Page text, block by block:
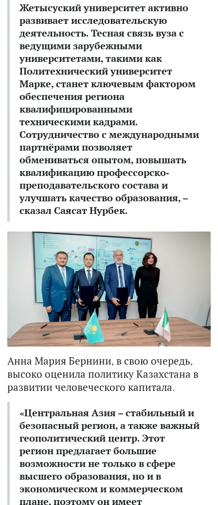
Жетысуский университет активно
развивает исследовательскую
деятельность. Тесная связь вуза с
ведущими зарубежными
университетами, такими как
Политехнический университет
Марке, станет ключевым фактором
обеспечения региона
квалифицированными
техническими кадрами.
Сотрудничество с международными
партнёрами позволяет
обмениваться опытом, повышать
квалификацию профессорско-
преподавательского состава и
улучшать качество образования, –
сказал Саясат Нурбек.
Анна Мария Бернини, в свою очередь,
высоко оценила политику Казахстана в
развитии человеческого капитала.
«Центральная Азия – стабильный и
безопасный регион, а также важный
геополитический центр. Этот
регион предлагает большие
возможности не только в сфере
высшего образования, но и в
экономическом и коммерческом
плане, поэтому он имеет